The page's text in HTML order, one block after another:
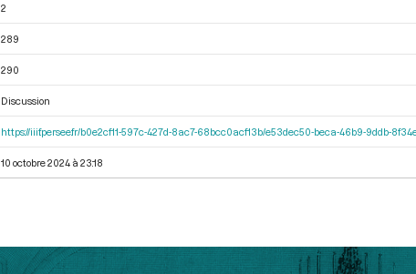
2
289
290
Discussion
https://iiif.persee.fr/b0e2cf11-597c-427d-8ac7-68bcc0acf13b/e53dec50-beca-46b9-9ddb-
10 octobre 2024 à 23:18